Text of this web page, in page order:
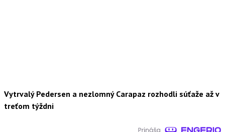
Vytrvalý Pedersen a nezlomný Carapaz rozhodli súťaže až v
treťom týždni